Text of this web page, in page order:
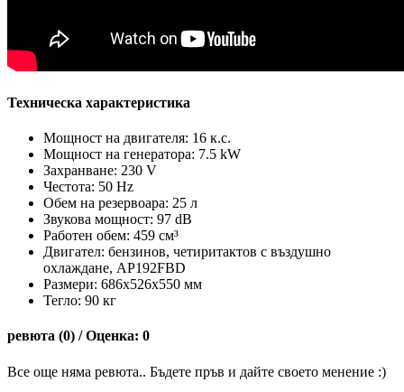
Техническа характеристика
Мощност на двигателя: 16 к.с.
Мощност на генератора: 7.5 kW
Захранване: 230 V
Честота: 50 Hz
Обем на резервоара: 25 л
Звукова мощност: 97 dB
Работен обем: 459 см³
Двигател: бензинов, четиритактов с въздушно
охлаждане, AP192FBD
Размери: 686х526х550 мм
Тегло: 90 кг
ревюта (0) / Оценка: 0
Все още няма ревюта.. Бъдете пръв и дайте своето менение :)